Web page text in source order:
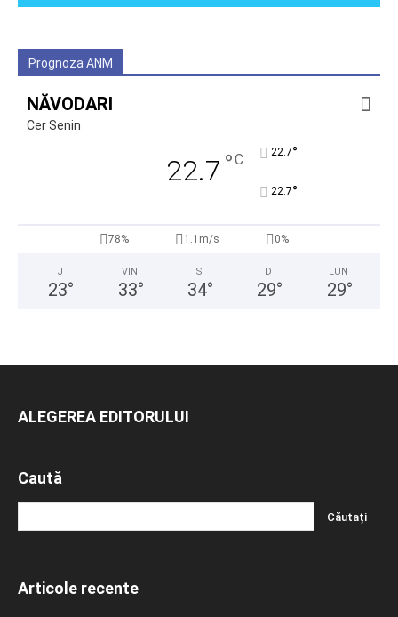
Prognoza ANM
NĂVODARI
Cer Senin
22.7 °C 22.7°
22.7°
78% 1.1m/s 0%
J
23°
VIN
33°
S
34°
D
29°
LUN
29°
ALEGEREA EDITORULUI
Caută
Articole recente